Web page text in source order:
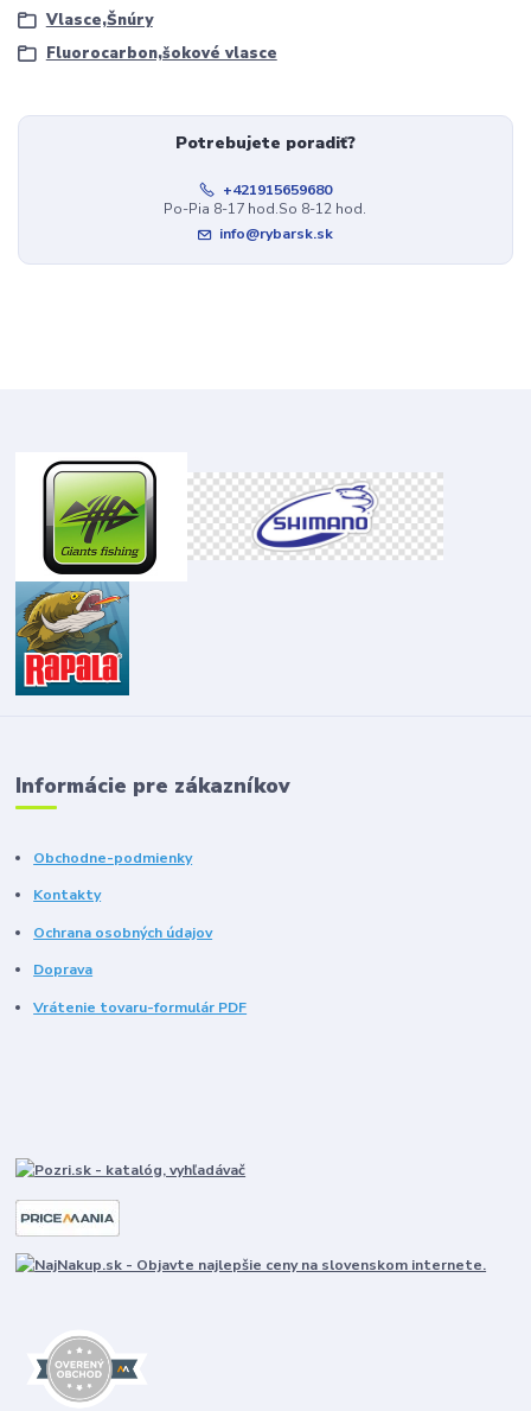
Vlasce,Šnúry
Fluorocarbon,šokové vlasce
Potrebujete poradiť?
+421915659680
Po-Pia 8-17 hod.So 8-12 hod.
info@rybarsk.sk
Informácie pre zákazníkov
Obchodne-podmienky
Kontakty
Ochrana osobných údajov
Doprava
Vrátenie tovaru-formulár PDF